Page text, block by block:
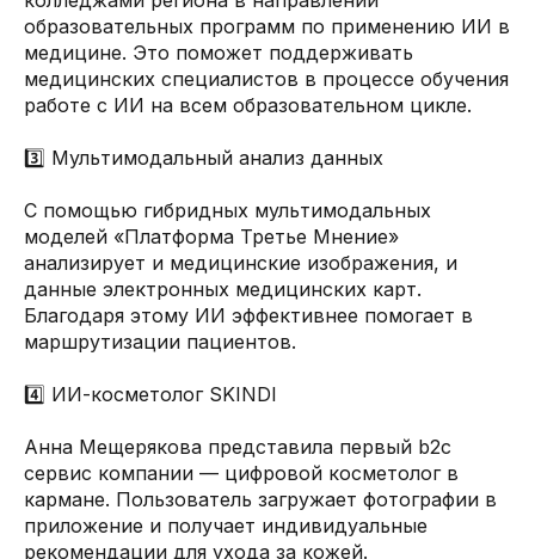
образовательных программ по применению ИИ в
медицине. Это поможет поддерживать
медицинских специалистов в процессе обучения
работе с ИИ на всем образовательном цикле.
3️⃣ Мультимодальный анализ данных
С помощью гибридных мультимодальных
моделей «Платформа Третье Мнение»
анализирует и медицинские изображения, и
данные электронных медицинских карт.
Благодаря этому ИИ эффективнее помогает в
маршрутизации пациентов.
4️⃣ ИИ-косметолог SKINDI
Анна Мещерякова представила первый b2c
сервис компании — цифровой косметолог в
кармане. Пользователь загружает фотографии в
приложение и получает индивидуальные
рекомендации для ухода за кожей.